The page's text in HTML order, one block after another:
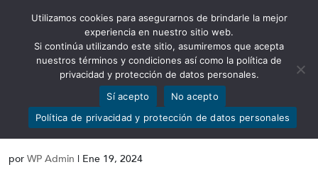
Abrir barra de herramientas
Articulo 10 Indicadores de Género –
IV Trimestre
por WP Admin | Ene 19, 2024
Utilizamos cookies para asegurarnos de brindarle la mejor
experiencia en nuestro sitio web.
Si continúa utilizando este sitio, asumiremos que acepta
nuestros términos y condiciones así como la política de
privacidad y protección de datos personales.
Sí acepto
No acepto
Política de privacidad y protección de datos personales